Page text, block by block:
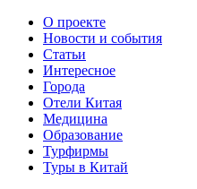
О проекте
Новости и события
Статьи
Интересное
Города
Отели Китая
Медицина
Образование
Турфирмы
Туры в Китай